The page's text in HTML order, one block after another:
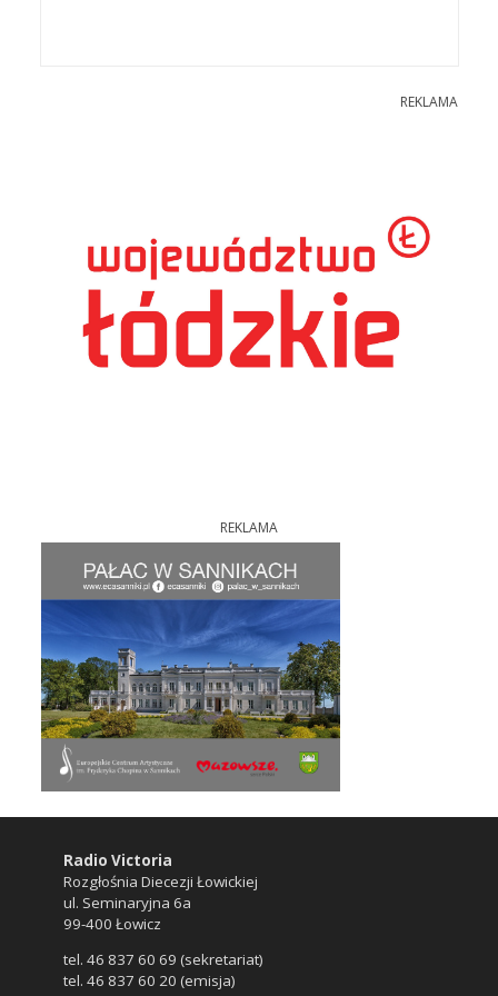
REKLAMA
REKLAMA
Radio Victoria
Rozgłośnia Diecezji Łowickiej
ul. Seminaryjna 6a
99-400 Łowicz
tel. 46 837 60 69 (sekretariat)
tel. 46 837 60 20 (emisja)